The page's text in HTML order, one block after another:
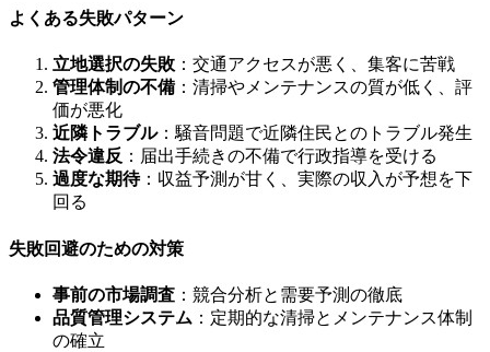
よくある失敗パターン
立地選択の失敗 ：交通アクセスが悪く、集客に苦戦
管理体制の不備 ：清掃やメンテナンスの質が低く、評
価が悪化
近隣トラブル：騒音問題で近隣住民とのトラブル発生
法令違反 ：届出手続きの不備で行政指導を受ける
過度な期待：収益予測が甘く、実際の収入が予想を下
回る
失敗回避のための対策
事前の市場調査 ：競合分析と需要予測の徹底
品質管理システム ：定期的な清掃とメンテナンス体制
の確立